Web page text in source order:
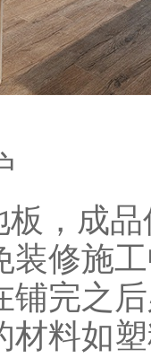
，成
装修施
完之
材料如